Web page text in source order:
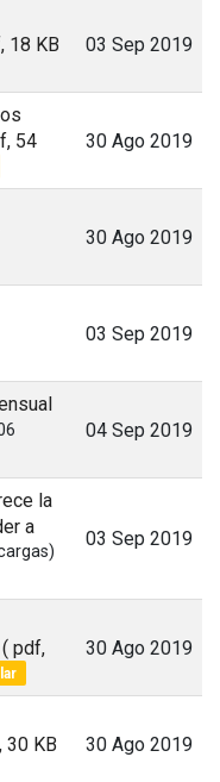
18 KB
03 Sep 2019
54
30 Ago 2019
30 Ago 2019
03 Sep 2019
04 Sep 2019
la
a
03 Sep 2019
( pdf,
30 Ago 2019
30 KB
30 Ago 2019